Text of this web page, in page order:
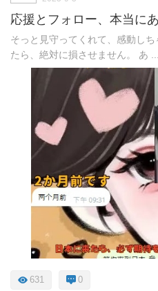
応援とフォロー、本当に
そっと見守ってくれて、感動し
たら、絶対に損させません。 あ ...
631 0